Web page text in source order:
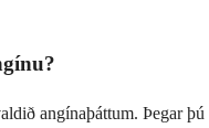
angínaþáttum. Þegar þú